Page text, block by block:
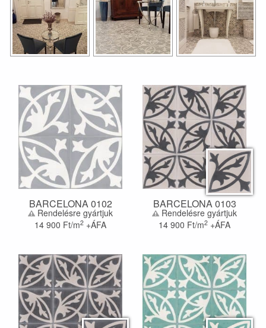
BARCELONA 0102
Rendelésre gyártjuk
14 900 Ft/m2 +ÁFA
BARCELONA 0103
Rendelésre gyártjuk
14 900 Ft/m2 +ÁFA